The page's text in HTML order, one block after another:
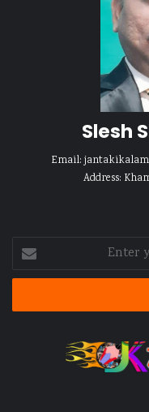
Slesh
Email:
Address:
your
Email